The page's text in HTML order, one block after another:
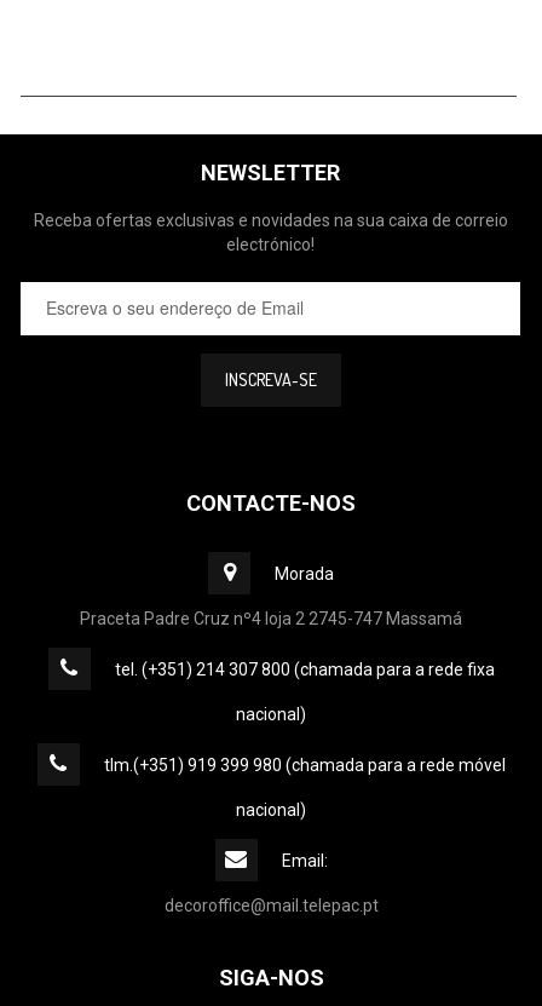
NEWSLETTER
Receba ofertas exclusivas e novidades na sua caixa de correio
electrónico!
INSCREVA-SE
CONTACTE-NOS
Morada
Praceta Padre Cruz nº4 loja 2 2745-747 Massamá
tel. (+351) 214 307 800 (chamada para a rede fixa
nacional)
tlm.(+351) 919 399 980 (chamada para a rede móvel
nacional)
Email:
decoroffice@mail.telepac.pt
SIGA-NOS